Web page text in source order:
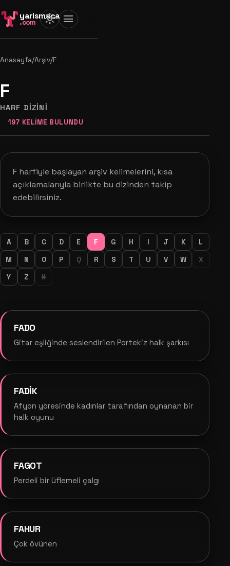
yarismaca
.com light_mode menu
Anasayfa/Arşiv/F
F
HARF DIZINI
197 KELIME BULUNDU
F harfiyle başlayan arşiv kelimelerini, kısa
açıklamalarıyla birlikte bu dizinden takip
edebilirsiniz.
A B C D E F G H I J K
L
M
N O P Q R S T U V W
X
Y
Z #
FADO
Gitar eşliğinde seslendirilen Portekiz halk şarkısı
FADİK
Afyon yöresinde kadınlar tarafından oynanan bir
halk oyunu
FAGOT
Perdeli bir üflemeli çalgı
FAHUR
Çok övünen